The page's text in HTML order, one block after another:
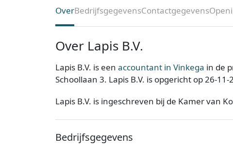
OverBedrijfsgegevensContactgegevens
Over Lapis B.V.
Lapis B.V. is een accountant in Vinkega in de
Schoollaan 3. Lapis B.V. is opgericht op 26-11-
Lapis B.V. is ingeschreven bij de Kamer van
meer gegevens van dit bedrijf.
Bedrijfsgegevens